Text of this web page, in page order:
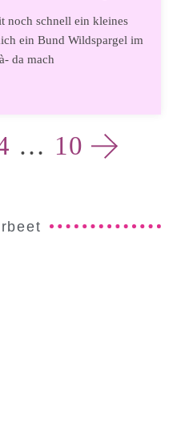
noch schnell ein kleines
ein Bund Wildspargel im
da mach
… 10